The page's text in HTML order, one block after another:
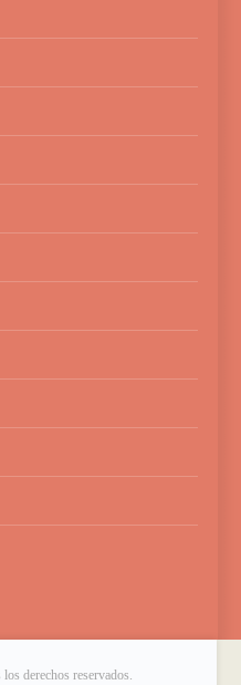
derechos reservados.